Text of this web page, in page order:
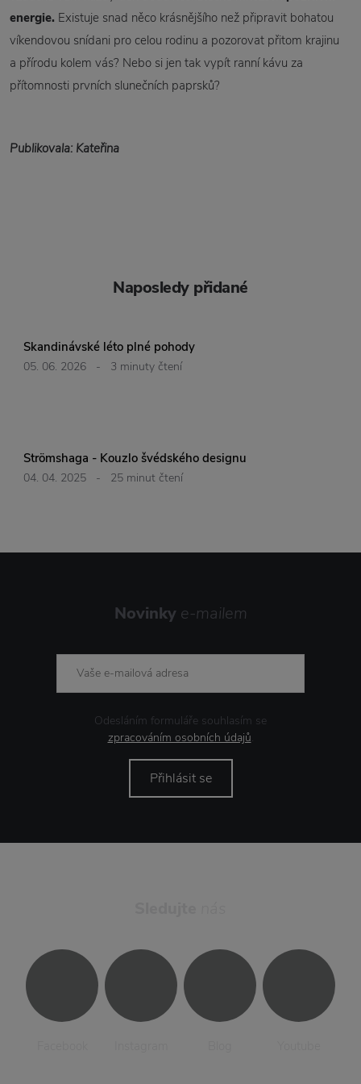
energie. Existuje snad něco krásnějšího než připravit bohatou
víkendovou snídani pro celou rodinu a pozorovat přitom krajinu
a přírodu kolem vás? Nebo si jen tak vypít ranní kávu za
přítomnosti prvních slunečních paprsků?
Publikovala: Kateřina
Naposledy přidané
05. 06. 2026 - 3 minuty čtení
Skandinávské léto plné pohody
04. 04. 2025 - 25 minut čtení
Strömshaga - Kouzlo švédského designu
Novinky e-mailem
Odesláním formuláře souhlasím se
zpracováním osobních údajů.
Přihlásit se